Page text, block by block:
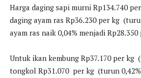
Harga daging sapi murni Rp134.740
daging ayam ras Rp36.230 per kg
ayam ras naik 0,04% menjadi Rp28.350
Untuk ikan kembung Rp37.170 per kg
tongkol Rp31.070 per kg (turun